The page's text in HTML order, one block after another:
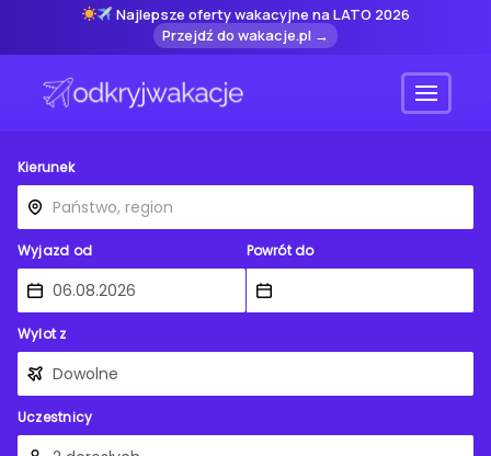
Najlepsze oferty wakacyjne na LATO 2026
Przejdź do wakacje.pl →
Menu
Kierunek
Wyjazd od Powrót do
Wylot z
Uczestnicy